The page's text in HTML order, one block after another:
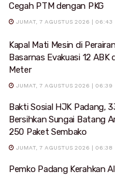
Cegah PTM dengan PKG
JUMAT, 7 AGUSTUS 2026 | 06:43
Kapal Mati Mesin di
Basarnas Evakuasi 12 ABK
Meter
JUMAT, 7 AGUSTUS 2026 | 06:39
Bakti Sosial HJK Padang,
Bersihkan Sungai Batang
250 Paket Sembako
JUMAT, 7 AGUSTUS 2026 | 06:38
Pemko Padang Kerahkan